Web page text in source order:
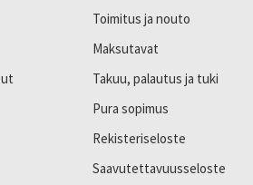
Toimitus ja nouto
Maksutavat
Takuu, palautus ja tuki
Pura sopimus
Rekisteriseloste
Saavutettavuusseloste